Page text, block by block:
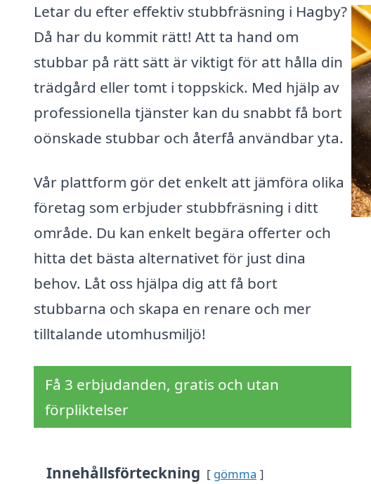
Letar du efter effektiv stubbfräsning i Hagby?
Då har du kommit rätt! Att ta hand om
stubbar på rätt sätt är viktigt för att hålla din
trädgård eller tomt i toppskick. Med hjälp av
professionella tjänster kan du snabbt få bort
oönskade stubbar och återfå användbar yta.
Vår plattform gör det enkelt att jämföra olika
företag som erbjuder stubbfräsning i ditt
område. Du kan enkelt begära offerter och
hitta det bästa alternativet för just dina
behov. Låt oss hjälpa dig att få bort
stubbarna och skapa en renare och mer
tilltalande utomhusmiljö!
Få 3 erbjudanden, gratis och utan
förpliktelser
Innehållsförteckning gömma